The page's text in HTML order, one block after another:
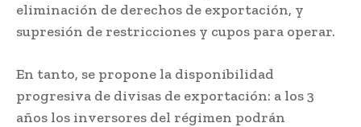
eliminación de derechos de exportación, y
supresión de restricciones y cupos para operar.
En tanto, se propone la disponibilidad
progresiva de divisas de exportación: a los 3
años los inversores del régimen podrán